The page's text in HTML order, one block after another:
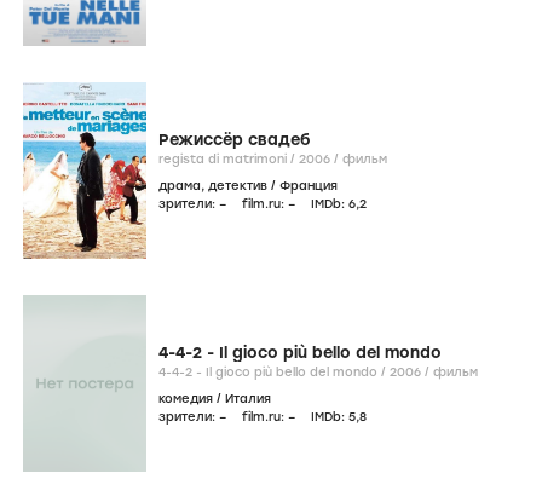
Режиссёр свадеб
regista di matrimoni / 2006 / фильм
драма, детектив / Франция
зрители: – film.ru: – IMDb: 6,2
4-4-2 - Il gioco più bello del mondo
4-4-2 - Il gioco più bello del mondo / 2006 / фильм
комедия / Италия
зрители: – film.ru: – IMDb: 5,8